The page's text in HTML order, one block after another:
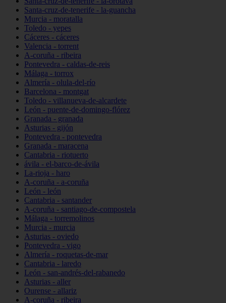
Santa-cruz-de-tenerife - la-guancha
Murcia - moratalla
Toledo - yepes
Cáceres - cáceres
Valencia - torrent
A-coruña - ribeira
Pontevedra - caldas-de-reis
Málaga - torrox
Almería - olula-del-río
Barcelona - montgat
Toledo - villanueva-de-alcardete
León - puente-de-domingo-flórez
Granada - granada
Asturias - gijón
Pontevedra - pontevedra
Granada - maracena
Cantabria - riotuerto
ávila - el-barco-de-ávila
La-rioja - haro
A-coruña - a-coruña
León - león
Cantabria - santander
A-coruña - santiago-de-compostela
Málaga - torremolinos
Murcia - murcia
Asturias - oviedo
Pontevedra - vigo
Almería - roquetas-de-mar
Cantabria - laredo
León - san-andrés-del-rabanedo
Asturias - aller
Ourense - allariz
A-coruña - ribeira